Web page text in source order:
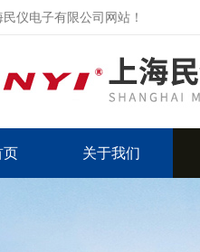
仪电子有限公司网站！
页 关于我们